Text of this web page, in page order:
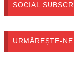
SOCIAL
URMĂREȘTE-